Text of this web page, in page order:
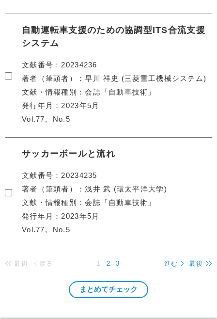
自動運転車支援のための協調型ITS合流支援
システム
文献番号
20234236
著者（筆頭者）
早川 祥史 (三菱重工機械システム)
文献・情報種別
会誌「自動車技術」
発行年月
2023年5月
Vol.77
No.5
サッカーボールと流れ
文献番号
20234235
著者（筆頭者）
浅井 武 (環太平洋大学)
文献・情報種別
会誌「自動車技術」
発行年月
2023年5月
Vol.77
No.5
最初 戻る 1 2 3 進む 最後